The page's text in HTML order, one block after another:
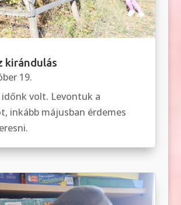
kirándulás
19.
volt. Levontuk a
inkább májusban érdemes